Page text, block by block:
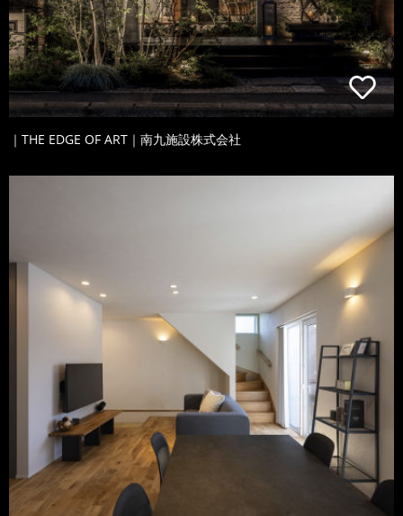
｜THE EDGE OF ART｜南九施設株式会社